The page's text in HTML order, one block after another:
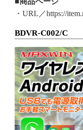
・URL／https://
BDVR-C002/C